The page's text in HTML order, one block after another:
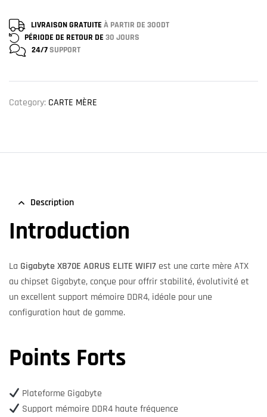
LIVRAISON GRATUITE À PARTIR DE 300DT
PÉRIODE DE RETOUR DE 30 JOURS
24/7SUPPORT
Category: CARTE MÈRE
Description
Introduction
La Gigabyte X870E AORUS ELITE WIFI7 est une carte mère ATX
au chipset Gigabyte, conçue pour offrir stabilité, évolutivité et
un excellent support mémoire DDR4, idéale pour une
configuration haut de gamme.
Points Forts
Plateforme Gigabyte
Support mémoire DDR4 haute fréquence